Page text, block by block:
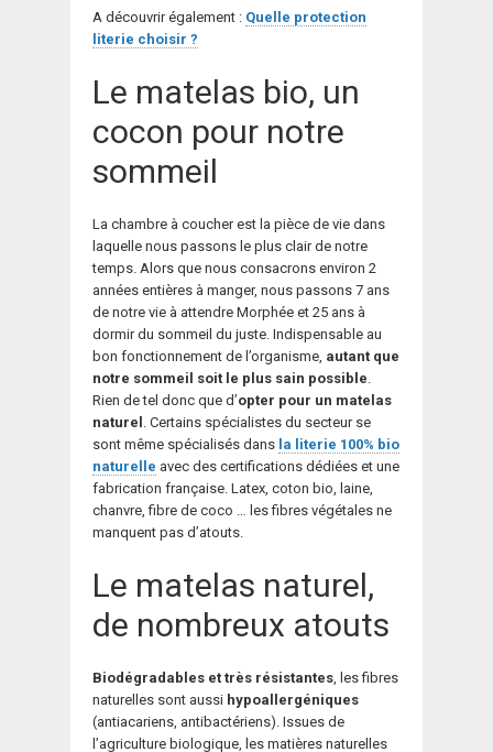
A découvrir également : Quelle protection
literie choisir ?
Le matelas bio, un
cocon pour notre
sommeil
La chambre à coucher est la pièce de vie dans
laquelle nous passons le plus clair de notre
temps. Alors que nous consacrons environ 2
années entières à manger, nous passons 7 ans
de notre vie à attendre Morphée et 25 ans à
dormir du sommeil du juste. Indispensable au
bon fonctionnement de l’organisme, autant que
notre sommeil soit le plus sain possible.
Rien de tel donc que d’opter pour un matelas
naturel . Certains spécialistes du secteur se
sont même spécialisés dans la literie 100% bio
naturelle avec des certifications dédiées et une
fabrication française. Latex, coton bio, laine,
chanvre, fibre de coco … les fibres végétales ne
manquent pas d’atouts.
Le matelas naturel,
de nombreux atouts
Biodégradables et très résistantes, les fibres
naturelles sont aussi hypoallergéniques
(antiacariens, antibactériens). Issues de
l’agriculture biologique, les matières naturelles